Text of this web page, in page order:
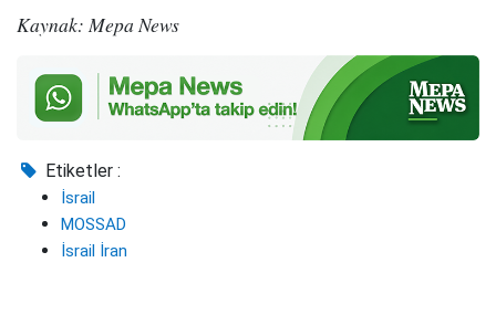
Kaynak: Mepa News
Etiketler :
İsrail
MOSSAD
İsrail İran